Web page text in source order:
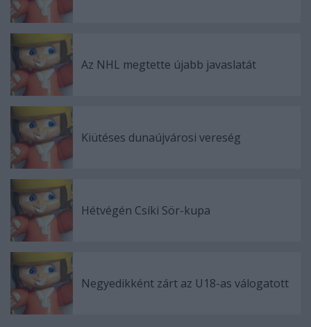
Az NHL megtette újabb javaslatát
Kiütéses dunaújvárosi vereség
Hétvégén Csíki Sör-kupa
Negyedikként zárt az U18-as válogatott